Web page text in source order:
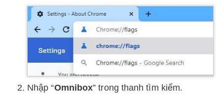
Nhập “Omnibox” trong thanh tìm kiếm.